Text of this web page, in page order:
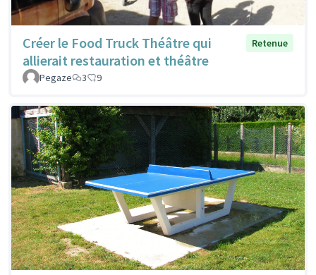
Créer le Food Truck Théâtre qui
allierait restauration et théâtre
Retenue
Pegaze 3 9